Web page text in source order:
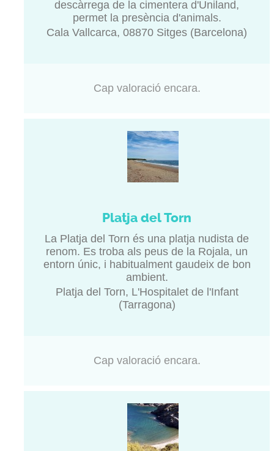
descàrrega de la cimentera d'Uniland,
permet la presència d'animals.
Cala Vallcarca, 08870 Sitges (Barcelona)
Cap valoració encara.
Platja del Torn
La Platja del Torn és una platja nudista de
renom. Es troba als peus de la Rojala, un
entorn únic, i habitualment gaudeix de bon
ambient.
Platja del Torn, L'Hospitalet de l'Infant
(Tarragona)
Cap valoració encara.